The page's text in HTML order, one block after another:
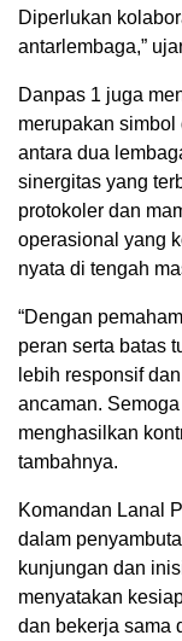
Diperlukan
antarlembaga,”
Danpas 1 juga
merupakan
antara dua
sinergitas yang
protokoler dan
operasional yang
nyata di tengah
“Dengan
peran serta batas
lebih responsif
ancaman.
menghasilkan
tambahnya.
Komandan Lanal
dalam
kunjungan dan
menyatakan
dan bekerja sama